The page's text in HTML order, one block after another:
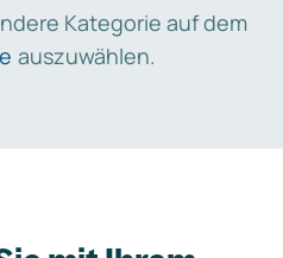
Kategorie auf dem
auszuwählen.